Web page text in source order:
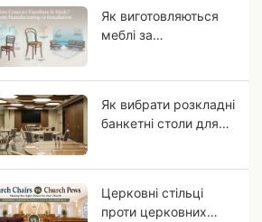
Як виготовляються
меблі за
Як вибрати розкладні
банкетні столи для
Церковні стільці
проти церковних